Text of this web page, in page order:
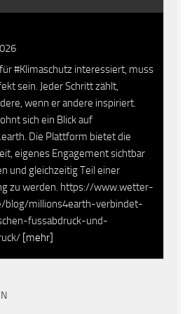
#Klimaschutz interessiert, muss
sein. Jeder Schritt zählt,
wenn er andere inspiriert.
sich ein Blick auf
Die Plattform bietet die
eigenes Engagement sichtbar
und gleichzeitig Teil einer
zu werden. https://www.wetter-
blog/millions4earth-verbindet-
fussabdruck-und-
[mehr]